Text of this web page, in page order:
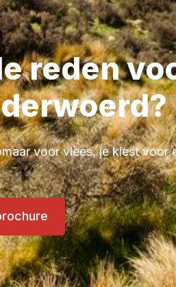
reden
voor vlees, je kiest voor